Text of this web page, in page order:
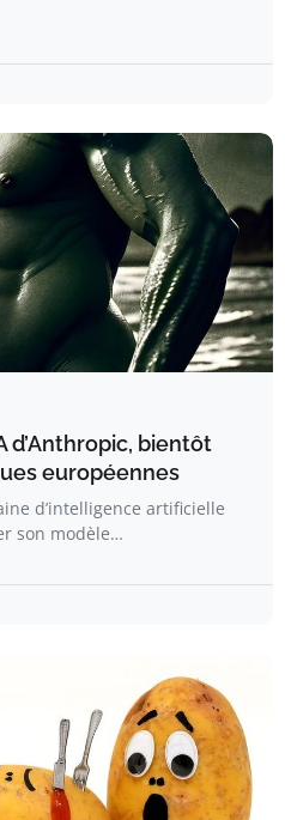
d’Anthropic, bientôt
européennes
d’intelligence artificielle
son modèle…